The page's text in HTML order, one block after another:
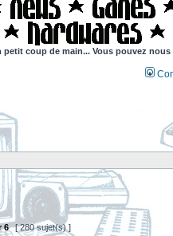
petit coup de main... Vous pouvez
6 [ 280 sujet(s) ]